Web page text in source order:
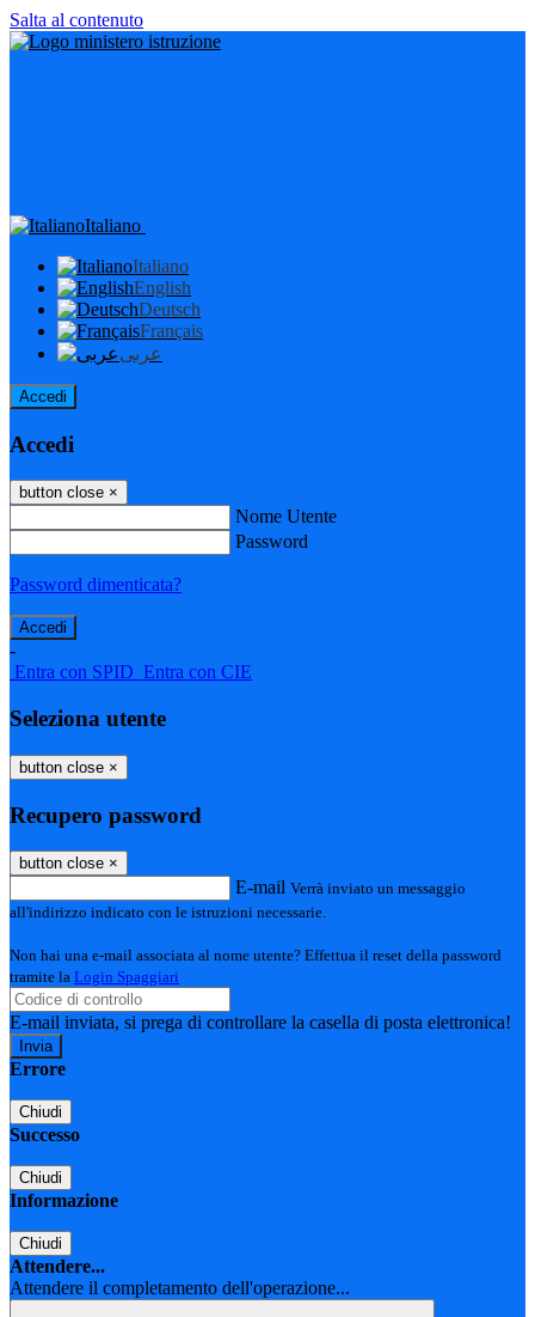
Salta al contenuto
Italiano
Italiano
English
Deutsch
Français
عربى
Accedi
Accedi
button close ×
Nome Utente
Password
Password dimenticata?
-
Entra con SPID Entra con CIE
Seleziona utente
button close ×
Recupero password
button close ×
E-mail Verrà inviato un messaggio
all'indirizzo indicato con le istruzioni necessarie.
Non hai una e-mail associata al nome utente? Effettua il reset della password
tramite la Login Spaggiari
E-mail inviata, si prega di controllare la casella di posta elettronica!
Errore
Chiudi
Successo
Chiudi
Informazione
Chiudi
Attendere...
Attendere il completamento dell'operazione...